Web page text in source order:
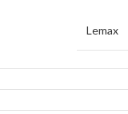
Lemax